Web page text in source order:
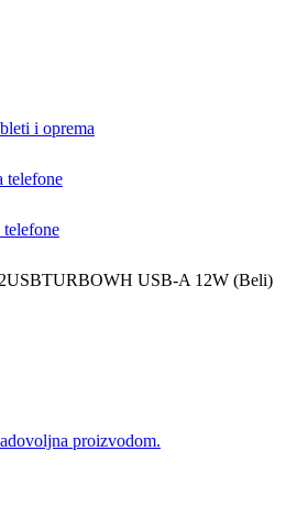
i oprema
telefone
USB-A 12W (Beli)
proizvodom.